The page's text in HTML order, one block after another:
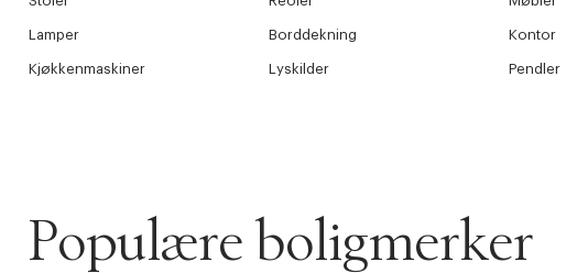
Lamper Borddekning Kontor
Kjøkkenmaskiner Lyskilder Pendler
Populære boligmerker